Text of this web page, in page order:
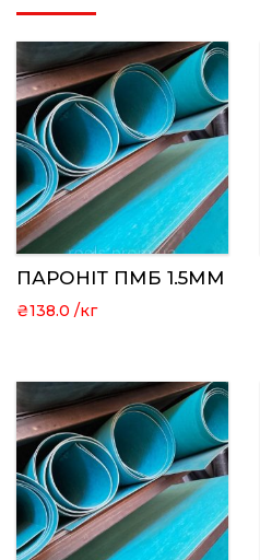
ПАРОНІТ ПМБ 1.5ММ
₴138.0